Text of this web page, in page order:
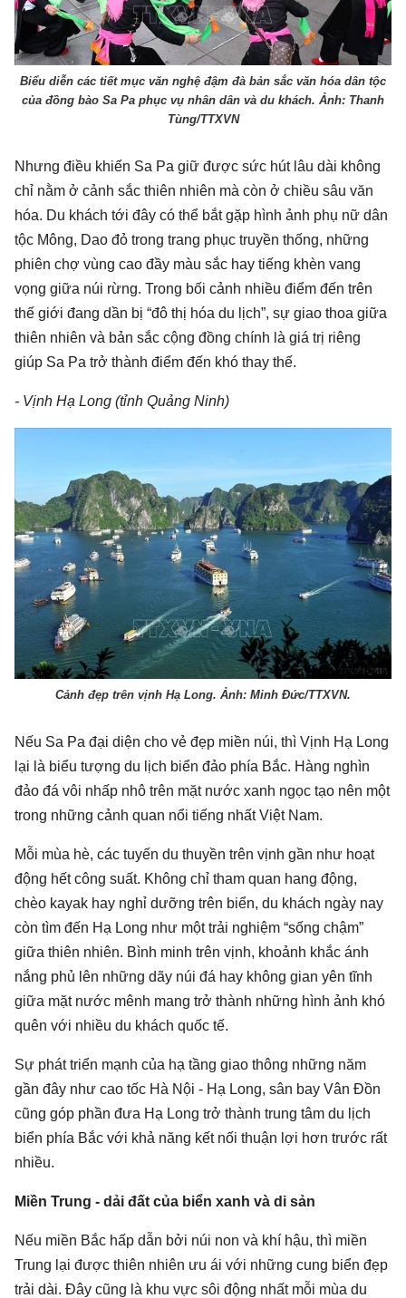
Biểu diễn các tiết mục văn nghệ đậm đà bản sắc văn hóa dân tộc
của đồng bào Sa Pa phục vụ nhân dân và du khách. Ảnh: Thanh
Tùng/TTXVN
Nhưng điều khiến Sa Pa giữ được sức hút lâu dài không
chỉ nằm ở cảnh sắc thiên nhiên mà còn ở chiều sâu văn
hóa. Du khách tới đây có thể bắt gặp hình ảnh phụ nữ dân
tộc Mông, Dao đỏ trong trang phục truyền thống, những
phiên chợ vùng cao đầy màu sắc hay tiếng khèn vang
vọng giữa núi rừng. Trong bối cảnh nhiều điểm đến trên
thế giới đang dần bị “đô thị hóa du lịch”, sự giao thoa giữa
thiên nhiên và bản sắc cộng đồng chính là giá trị riêng
giúp Sa Pa trở thành điểm đến khó thay thế.
- Vịnh Hạ Long (tỉnh Quảng Ninh)
Cảnh đẹp trên vịnh Hạ Long. Ảnh: Minh Đức/TTXVN.
Nếu Sa Pa đại diện cho vẻ đẹp miền núi, thì Vịnh Hạ Long
lại là biểu tượng du lịch biển đảo phía Bắc. Hàng nghìn
đảo đá vôi nhấp nhô trên mặt nước xanh ngọc tạo nên một
trong những cảnh quan nổi tiếng nhất Việt Nam.
Mỗi mùa hè, các tuyến du thuyền trên vịnh gần như hoạt
động hết công suất. Không chỉ tham quan hang động,
chèo kayak hay nghỉ dưỡng trên biển, du khách ngày nay
còn tìm đến Hạ Long như một trải nghiệm “sống chậm”
giữa thiên nhiên. Bình minh trên vịnh, khoảnh khắc ánh
nắng phủ lên những dãy núi đá hay không gian yên tĩnh
giữa mặt nước mênh mang trở thành những hình ảnh khó
quên với nhiều du khách quốc tế.
Sự phát triển mạnh của hạ tầng giao thông những năm
gần đây như cao tốc Hà Nội - Hạ Long, sân bay Vân Đồn
cũng góp phần đưa Hạ Long trở thành trung tâm du lịch
biển phía Bắc với khả năng kết nối thuận lợi hơn trước rất
nhiều.
Miền Trung - dải đất của biển xanh và di sản
Nếu miền Bắc hấp dẫn bởi núi non và khí hậu, thì miền
Trung lại được thiên nhiên ưu ái với những cung biển đẹp
trải dài. Đây cũng là khu vực sôi động nhất mỗi mùa du